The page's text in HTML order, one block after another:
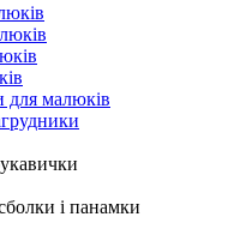
для малюків
і панамки